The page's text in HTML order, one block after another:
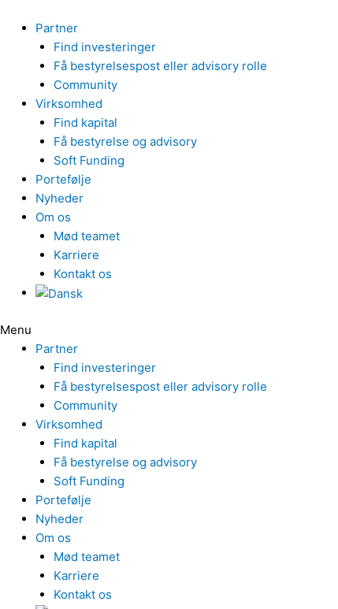
indholdet
Partner
Find investeringer
Få bestyrelsespost eller advisory rolle
Community
Virksomhed
Find kapital
Få bestyrelse og advisory
Soft Funding
Portefølje
Nyheder
Om os
Mød teamet
Karriere
Kontakt os
Menu
Partner
Find investeringer
Få bestyrelsespost eller advisory rolle
Community
Virksomhed
Find kapital
Få bestyrelse og advisory
Soft Funding
Portefølje
Nyheder
Om os
Mød teamet
Karriere
Kontakt os